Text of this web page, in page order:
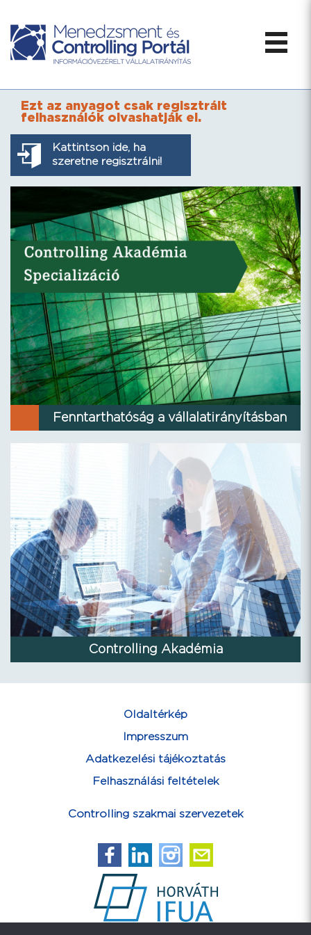
Ezt az anyagot csak regisztrált
felhasználók olvashatják el.
Kattintson ide, ha
szeretne regisztrálni!
Fenntarthatóság a vállalatirányításban
Controlling Akadémia
Oldaltérkép
Impresszum
Adatkezelési tájékoztatás
Felhasználási feltételek
Controlling szakmai szervezetek